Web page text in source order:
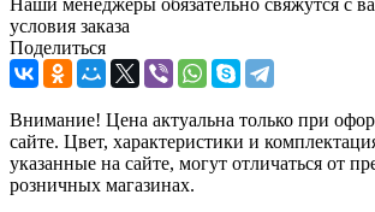
Наши менеджеры обязательно свяжутся с
условия заказа
Поделиться
Внимание! Цена актуальна только при
сайте. Цвет, характеристики и
указанные на сайте, могут отличаться от
розничных магазинах.